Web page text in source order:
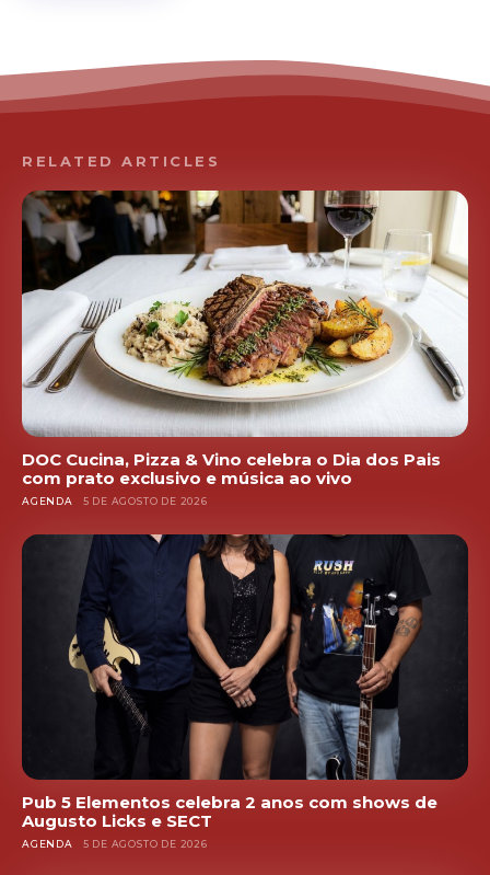
RELATED ARTICLES
DOC Cucina, Pizza & Vino celebra o Dia dos Pais
com prato exclusivo e música ao vivo
AGENDA 5 DE AGOSTO DE 2026
Pub 5 Elementos celebra 2 anos com shows de
Augusto Licks e SECT
AGENDA 5 DE AGOSTO DE 2026